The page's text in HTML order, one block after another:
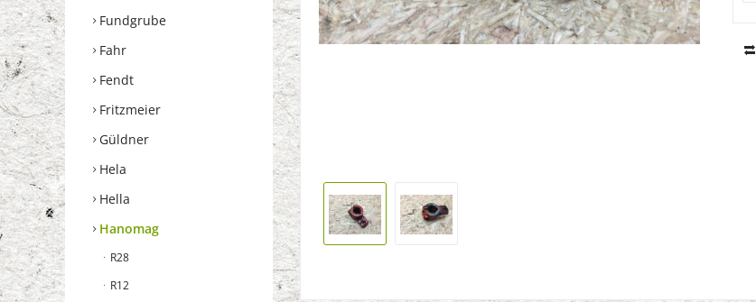
Fundgrube
Fahr
Fendt
Fritzmeier
Güldner
Hela
Hella
Hanomag
R28
R12